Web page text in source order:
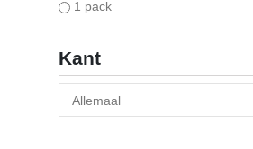
1 pack
Kant